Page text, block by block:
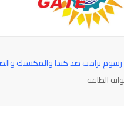
رسوم ترامب ضد كندا والمكسيك
الطاقة